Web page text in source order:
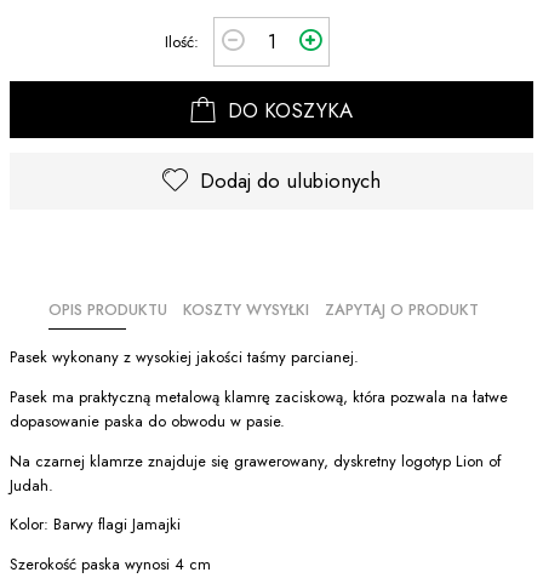
Ilość:
DO KOSZYKA
Dodaj do ulubionych
OPIS PRODUKTU KOSZTY WYSYŁKI ZAPYTAJ O PRODUKT
Pasek wykonany z wysokiej jakości taśmy parcianej.
Pasek ma praktyczną metalową klamrę zaciskową, która pozwala na łatwe
dopasowanie paska do obwodu w pasie.
Na czarnej klamrze znajduje się grawerowany, dyskretny logotyp Lion of
Judah.
Kolor: Barwy flagi Jamajki
Szerokość paska wynosi 4 cm